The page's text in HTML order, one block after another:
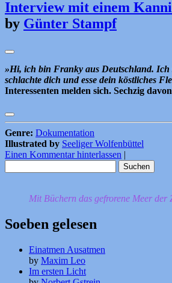
Interview mit einem
by Günter Stampf
»Hi, ich bin Franky aus Deutschland. Ich
schlachte dich und esse dein köstliches
Interessenten melden sich. Sechzig
Genre: Dokumentation
Illustrated by Seeliger Wolfenbüttel
Einen Kommentar hinterlassen
nach:
Mit Büchern das gefrorene Meer der
Soeben gelesen
Einatmen Ausatmen
by Maxim Leo
Im ersten Licht